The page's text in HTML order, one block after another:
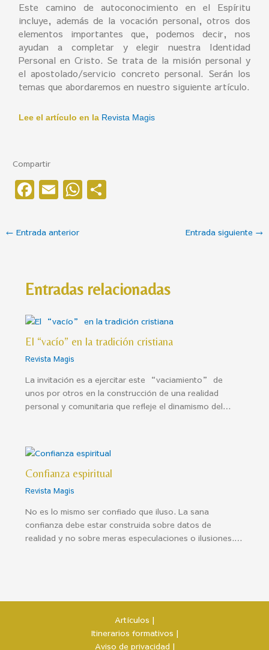
Este camino de autoconocimiento en el Espíritu
incluye, además de la vocación personal, otros dos
elementos importantes que, podemos decir, nos
ayudan a completar y elegir nuestra Identidad
Personal en Cristo. Se trata de la misión personal y
el apostolado/servicio concreto personal. Serán los
temas que abordaremos en nuestro siguiente artículo.
Lee el artículo en la Revista Magis
Compartir
F
a
c
o
k
E
m
ai
W
h
p ti
← Entrada anterior Entrada siguiente →
Entradas relacionadas
El “vacío” en la tradición cristiana
Revista Magis
La invitación es a ejercitar este “vaciamiento” de
unos por otros en la construcción de una realidad
personal y comunitaria que refleje el dinamismo del…
Confianza espiritual
Revista Magis
No es lo mismo ser confiado que iluso. La sana
confianza debe estar construida sobre datos de
realidad y no sobre meras especulaciones o ilusiones.…
Artículos |
Itinerarios formativos |
Aviso de privacidad |